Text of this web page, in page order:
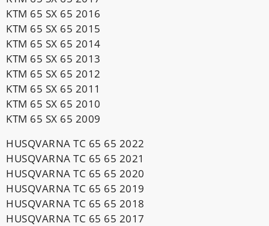
KTM 65 SX 65 2016
KTM 65 SX 65 2015
KTM 65 SX 65 2014
KTM 65 SX 65 2013
KTM 65 SX 65 2012
KTM 65 SX 65 2011
KTM 65 SX 65 2010
KTM 65 SX 65 2009
HUSQVARNA TC 65 65 2022
HUSQVARNA TC 65 65 2021
HUSQVARNA TC 65 65 2020
HUSQVARNA TC 65 65 2019
HUSQVARNA TC 65 65 2018
HUSQVARNA TC 65 65 2017